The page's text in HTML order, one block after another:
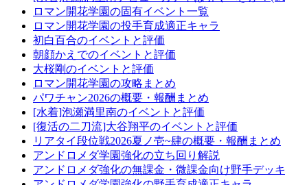
ロマン開花学園の固有イベント一覧
ロマン開花学園の投手育成適正キャラ
初白百合のイベントと評価
朝顔かえでのイベントと評価
大桜剛のイベントと評価
ロマン開花学園の攻略まとめ
パワチャン2026の概要・報酬まとめ
[水着]泡瀬満里南のイベントと評価
[復活の二刀流]大谷翔平のイベントと評価
リアタイ段位戦2026夏ノ壱~肆の概要・報酬まとめ
アンドロメダ学園強化の立ち回り解説
アンドロメダ強化の無課金・微課金向け野手デッキ